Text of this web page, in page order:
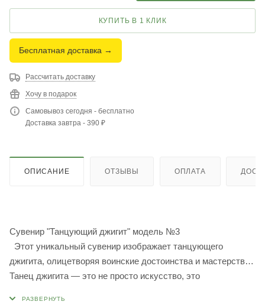
КУПИТЬ В 1 КЛИК
Бесплатная доставка →
Рассчитать доставку
Хочу в подарок
Самовывоз сегодня - бесплатно
Доставка завтра - 390 ₽
ОПИСАНИЕ ОТЗЫВЫ ОПЛАТА
Сувенир "Танцующий джигит" модель №3
Этот уникальный сувенир изображает танцующего
джигита, олицетворяя воинские достоинства и мастерство.
Танец джигита — это не просто искусство, это